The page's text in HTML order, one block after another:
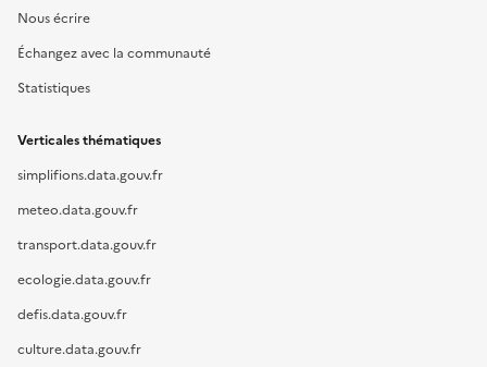
Nous écrire
Échangez avec la communauté
Statistiques
Verticales thématiques
simplifions.data.gouv.fr
meteo.data.gouv.fr
transport.data.gouv.fr
ecologie.data.gouv.fr
defis.data.gouv.fr
culture.data.gouv.fr